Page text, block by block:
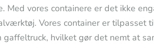
Med vores containere er det ikke
Vores container er tilpasset
hvilket gør det nemt at